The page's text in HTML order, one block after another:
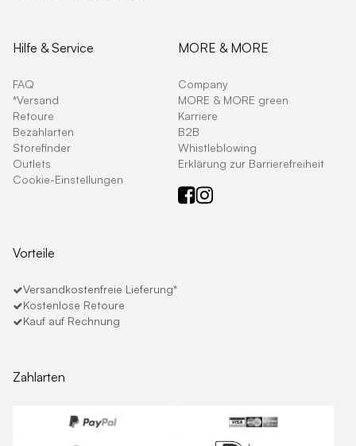
Hilfe & Service
FAQ
*Versand
Retoure
Bezahlarten
Storefinder
Outlets
Cookie-Einstellungen
MORE & MORE
Company
MORE & MORE green
Karriere
B2B
Whistleblowing
Erklärung zur Barrierefreiheit
Vorteile
Versandkostenfreie Lieferung*
Kostenlose Retoure
Kauf auf Rechnung
Zahlarten